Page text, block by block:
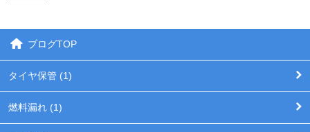
ブログTOP
タイヤ保管 (1)
燃料漏れ (1)